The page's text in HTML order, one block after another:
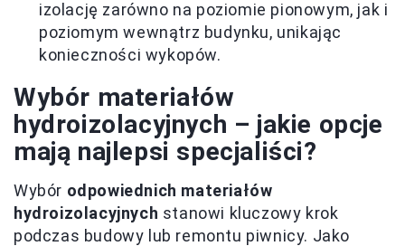
izolację zarówno na poziomie pionowym, jak i
poziomym wewnątrz budynku, unikając
konieczności wykopów.
Wybór materiałów
hydroizolacyjnych – jakie opcje
mają najlepsi specjaliści?
Wybór odpowiednich materiałów
hydroizolacyjnych stanowi kluczowy krok
podczas budowy lub remontu piwnicy. Jako